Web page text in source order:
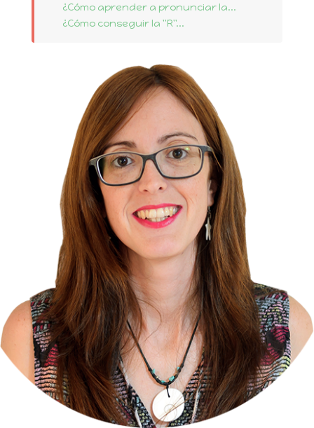
¿Cómo aprender a pronunciar la...
¿Cómo conseguir la "R"...